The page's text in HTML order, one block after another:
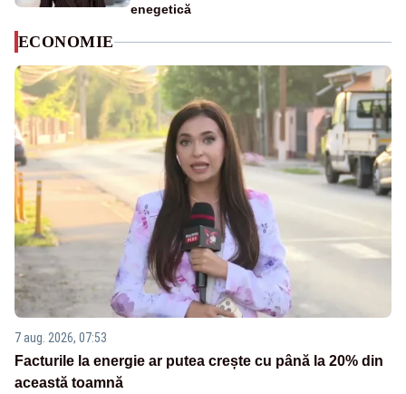
enegetică
ECONOMIE
7 aug. 2026, 07:53
Facturile la energie ar putea crește cu până la 20% din
această toamnă